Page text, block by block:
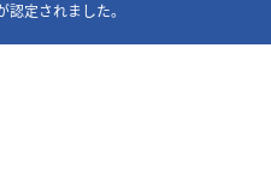
定されました。